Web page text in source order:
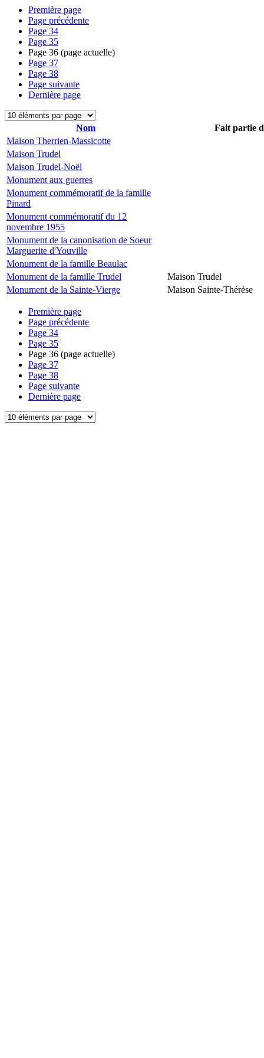
Première page
Page précédente
Page 34
Page 35
Page 36 (page actuelle)
Page 37
Page 38
Page suivante
Dernière page
Nom
Fait partie
Maison Therrien-Massicotte
Maison Trudel
Maison Trudel-Noël
Monument aux guerres
Monument commémoratif de la famille
Pinard
Monument commémoratif du 12
novembre 1955
Monument de la canonisation de Soeur
Marguerite d'Youville
Monument de la famille Beaulac
Monument de la famille Trudel
Maison Trudel
Monument de la Sainte-Vierge
Maison Sainte-Thérèse
Première page
Page précédente
Page 34
Page 35
Page 36 (page actuelle)
Page 37
Page 38
Page suivante
Dernière page